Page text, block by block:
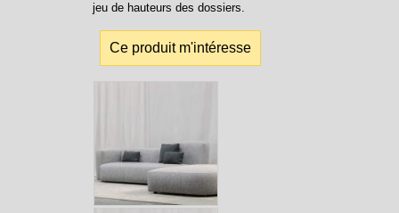
jeu de hauteurs des dossiers.
Ce produit m'intéresse